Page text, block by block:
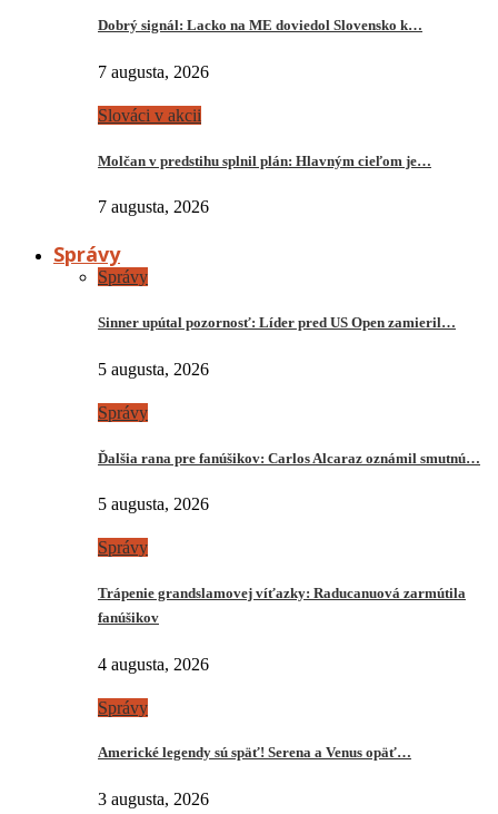
Dobrý signál: Lacko na ME doviedol Slovensko k…
7 augusta, 2026
Slováci v akcii
Molčan v predstihu splnil plán: Hlavným cieľom je…
7 augusta, 2026
Správy
Správy
Sinner upútal pozornosť: Líder pred US Open zamieril…
5 augusta, 2026
Správy
Ďalšia rana pre fanúšikov: Carlos Alcaraz oznámil smutnú…
5 augusta, 2026
Správy
Trápenie grandslamovej víťazky: Raducanuová zarmútila
fanúšikov
4 augusta, 2026
Správy
Americké legendy sú späť! Serena a Venus opäť…
3 augusta, 2026